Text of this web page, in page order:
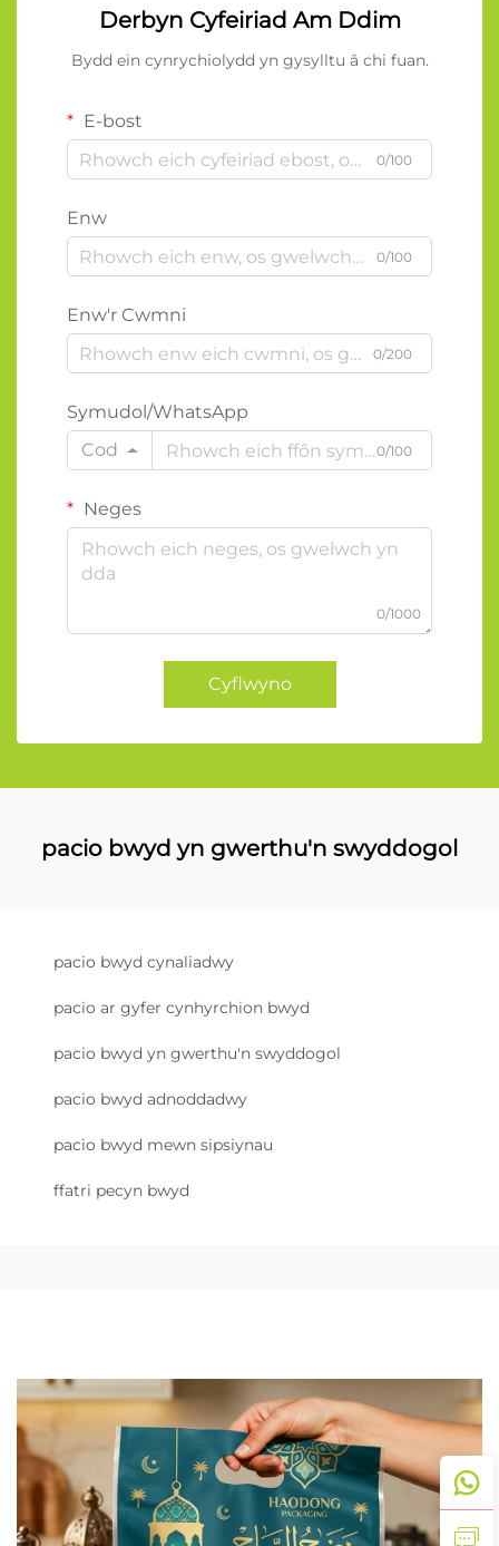
Derbyn Cyfeiriad Am Ddim
Bydd ein cynrychiolydd yn gysylltu â chi fuan.
E-bost
0/100
Enw
0/100
Enw'r Cwmni
0/200
Symudol/WhatsApp
Cod
0/100
Neges
0/1000
Cyflwyno
pacio bwyd yn gwerthu'n swyddogol
pacio bwyd cynaliadwy
pacio ar gyfer cynhyrchion bwyd
pacio bwyd yn gwerthu'n swyddogol
pacio bwyd adnoddadwy
pacio bwyd mewn sipsiynau
ffatri pecyn bwyd